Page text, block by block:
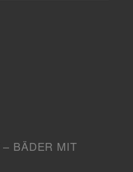
BÄDER MIT